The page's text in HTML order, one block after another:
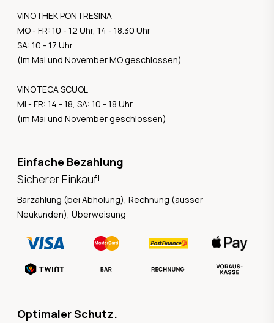
VINOTHEK PONTRESINA
MO - FR: 10 - 12 Uhr, 14 - 18.30 Uhr
SA: 10 - 17 Uhr
(im Mai und November MO geschlossen)
VINOTECA SCUOL
MI - FR: 14 - 18, SA: 10 - 18 Uhr
(im Mai und November geschlossen)
Einfache Bezahlung
Sicherer Einkauf!
Barzahlung (bei Abholung), Rechnung (ausser
Neukunden), Überweisung
Optimaler Schutz.